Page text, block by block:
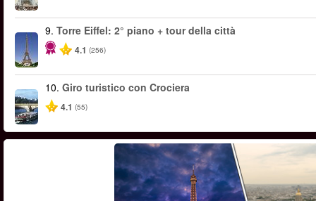
9. Torre Eiffel: 2° piano + tour della città
4.1 (256)
10. Giro turistico con Crociera
4.1 (55)